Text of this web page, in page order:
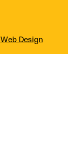
Web Design